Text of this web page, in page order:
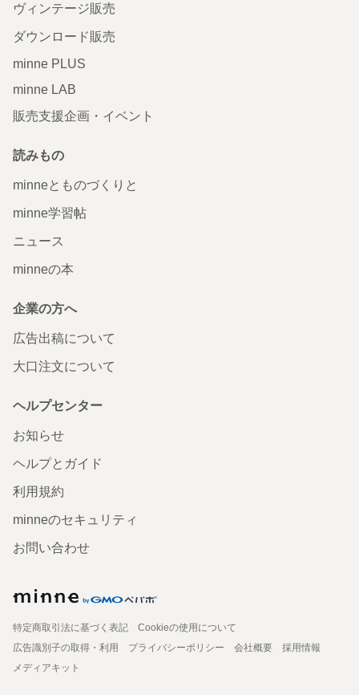
ヴィンテージ販売
ダウンロード販売
minne PLUS
minne LAB
販売支援企画・イベント
読みもの
minneとものづくりと
minne学習帖
ニュース
minneの本
企業の方へ
広告出稿について
大口注文について
ヘルプセンター
お知らせ
ヘルプとガイド
利用規約
minneのセキュリティ
お問い合わせ
特定商取引法に基づく表記
Cookieの使用について
広告識別子の取得・利用
プライバシーポリシー 会社概要
採用情報
メディアキット